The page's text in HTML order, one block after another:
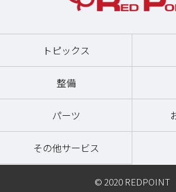
トピックス
整備
パーツ
その他サービス
© 2020 REDPOINT